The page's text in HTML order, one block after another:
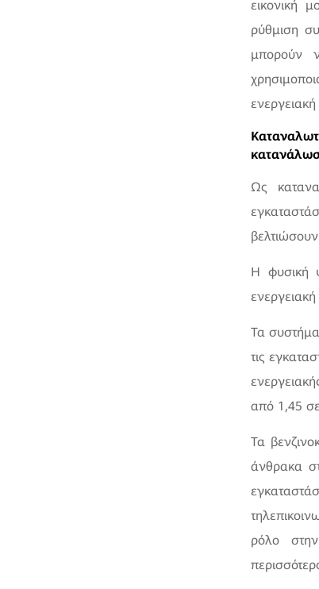
εικονική
ρύθμιση
μπορούν
Ως
Η φυσική
Τα
τις
από 1,45
Τα
άνθρακα
ρόλο